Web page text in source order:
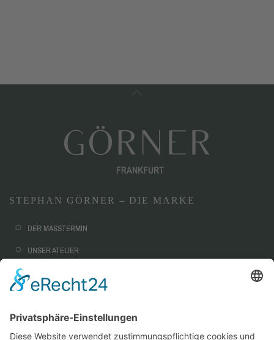
STEPHAN GÖRNER – DIE MARKE
DER MASSTERMIN
UNSER ATELIER
NACHHALTIGKEIT
CORPORATE FASHION
AUSSTATTUNG & OPTIONEN